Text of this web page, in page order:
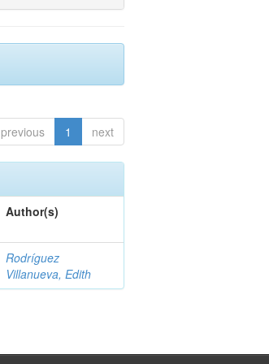
previous 1 next
Author(s)
Rodríguez
Villanueva, Edith